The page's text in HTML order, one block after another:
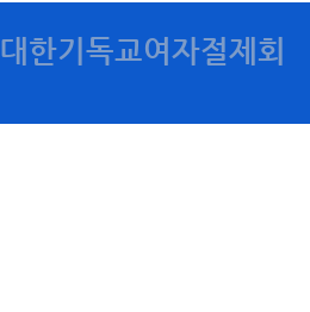
대한기독교여자절제회